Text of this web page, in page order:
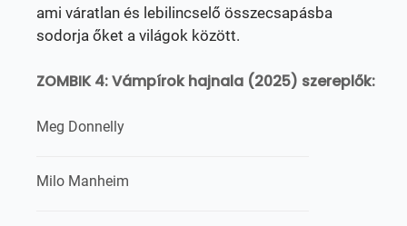
ami váratlan és lebilincselő összecsapásba
sodorja őket a világok között.
ZOMBIK 4: Vámpírok hajnala (2025) szereplők:
Meg Donnelly
Milo Manheim